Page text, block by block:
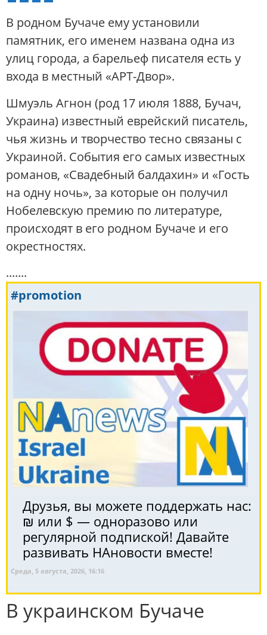
В родном Бучаче ему установили
памятник, его именем названа одна из
улиц города, а барельеф писателя есть у
входа в местный «АРТ-Двор».
Шмуэль Агнон (род 17 июля 1888, Бучач,
Украина) известный еврейский писатель,
чья жизнь и творчество тесно связаны с
Украиной. События его самых известных
романов, «Свадебный балдахин» и «Гость
на одну ночь», за которые он получил
Нобелевскую премию по литературе,
происходят в его родном Бучаче и его
окрестностях.
.......
#promotion
Друзья, вы можете поддержать нас:
₪ или $ — одноразово или
регулярной подпиской! Давайте
развивать НАновости вместе!
Среда, 5 августа, 2026, 16:16
В украинском Бучаче